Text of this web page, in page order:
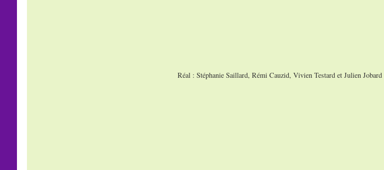
Réal : Stéphanie Saillard, Rémi Cauzid, Vivien Testard et Julien Jobard